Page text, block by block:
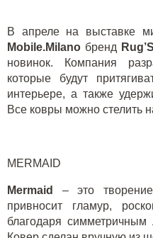
В апреле на выставке
Mobile.Milano бренд
новинок. Компания
которые будут
интерьере, а также
Все ковры можно стелить
MERMAID
Mermaid
– это
привносит гламур,
благодаря